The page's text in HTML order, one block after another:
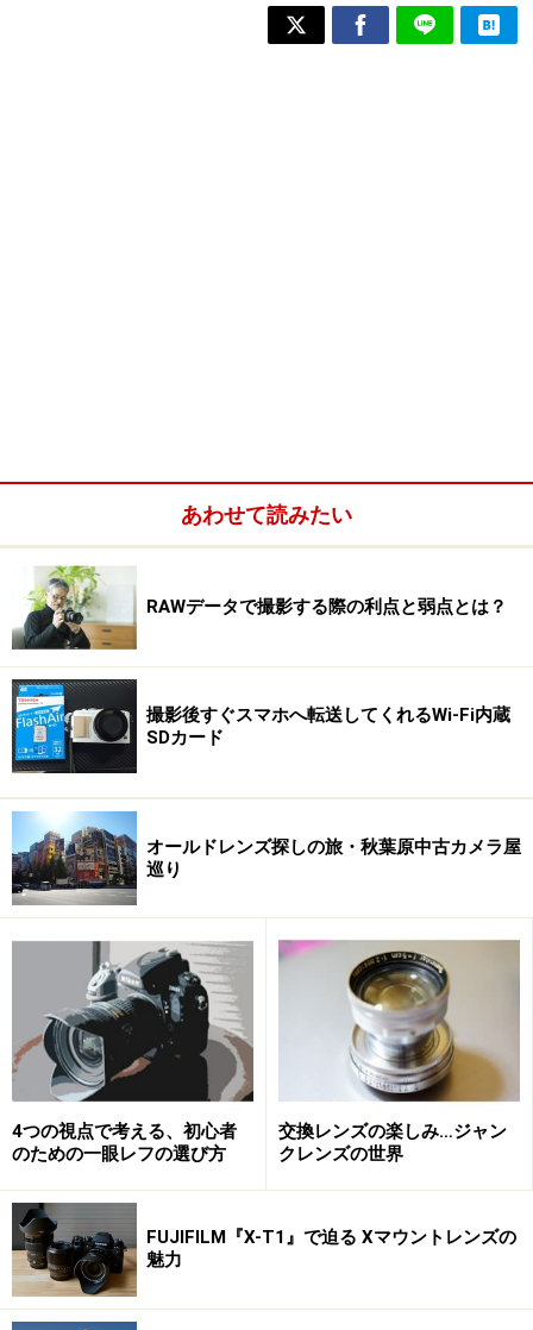
あわせて読みたい
RAWデータで撮影する際の利点と弱点とは？
撮影後すぐスマホへ転送してくれるWi-Fi内蔵
SDカード
オールドレンズ探しの旅・秋葉原中古カメラ屋
巡り
4つの視点で考える、初心者
のための一眼レフの選び方
交換レンズの楽しみ…ジャン
クレンズの世界
FUJIFILM『X-T1』で迫る Xマウントレンズの
魅力